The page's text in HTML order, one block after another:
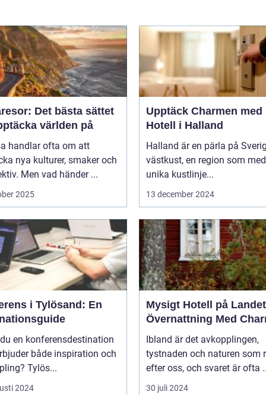
Det bästa sättet
världen på
handlar ofta om att
nya kulturer, smaker och
Men vad händer ...
2025
Upptäck Charmen med
Hotell i Halland
Halland är en pärla på
västkust, en region som
unika kustlinje...
13 december 2024
i Tylösand: En
en konferensdestination
både inspiration och
Tylös...
2024
Mysigt Hotell på
Övernattning Med
Ibland är det avkopplingen,
tystnaden och naturen som
efter oss, och svaret är ofta
30 juli 2024